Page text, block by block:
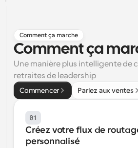
Programmation surpuissante
alimentés par
Blog
Restez à jour avec les dernières
jour
Réunions instantanées
Rencontrez des clients en
Liens de groupe dynamique
Réservez facilement des
personnes
Comment ça marche
Comment ça
Une manière plus intelligente de
retraites de leadership
Commencer Parlez aux ventes
01
Créez votre flux de
personnalisé